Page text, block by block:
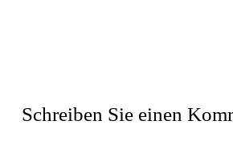
Schreiben Sie einen